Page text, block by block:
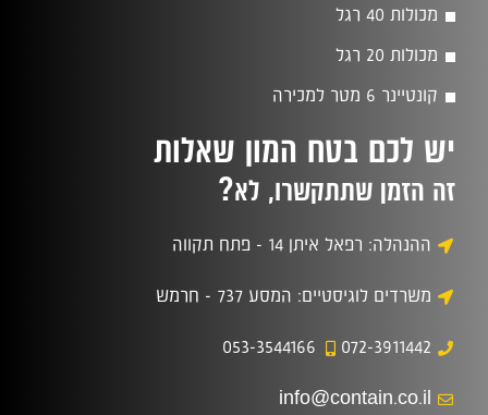
מכולות 40 רגל
מכולות 20 רגל
קונטיינר 6 מטר למכירה
יש לכם בטח המון שאלות
זה הזמן שתתקשרו, לא?
ההנהלה: רפאל איתן 14 - פתח תקווה
משרדים לוגיסטיים: המסע 737 - חרמש
072-3911442
053-3544166
info@contain.co.il